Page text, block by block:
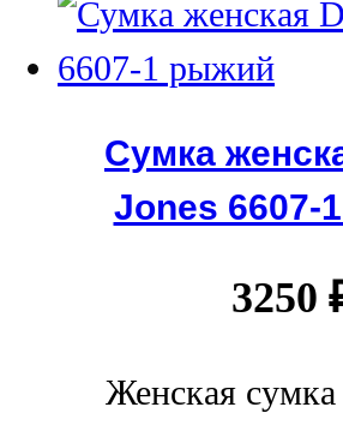
Сумка
Jones 6607-
3250
Женская